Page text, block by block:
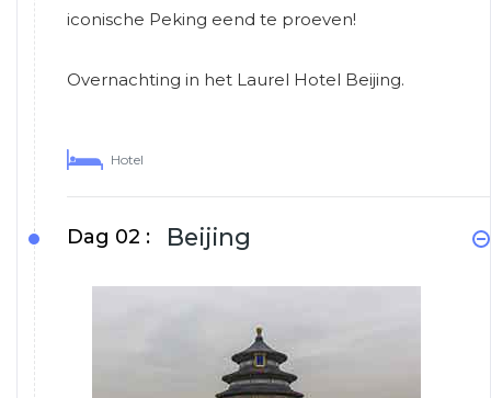
iconische Peking eend te proeven!
Overnachting in het Laurel Hotel Beijing.
Hotel
Dag 02 : Beijing